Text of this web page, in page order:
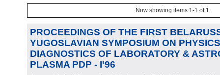
Now showing items 1-1 of 1
PROCEEDINGS OF THE FIRST
YUGOSLAVIAN SYMPOSIUM ON
DIAGNOSTICS OF LABORATORY &
PLASMA PDP - I'96